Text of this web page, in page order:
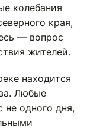
колебания
края,
— вопрос
жителей.
находится
Любые
не одного дня,